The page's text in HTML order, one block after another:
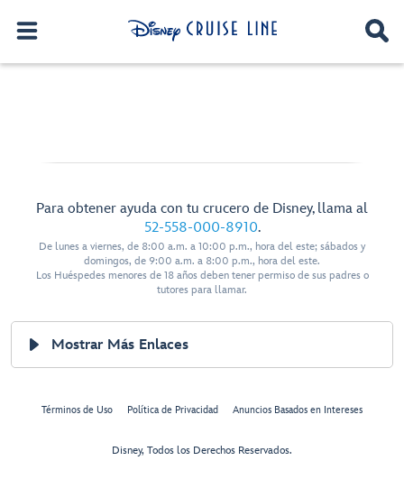
Para obtener ayuda con tu crucero de Disney, llama al
52-558-000-8910.
De lunes a viernes, de 8:00 a.m. a 10:00 p.m., hora del este; sábados y
domingos, de 9:00 a.m. a 8:00 p.m., hora del este.
Los Huéspedes menores de 18 años deben tener permiso de sus padres o
tutores para llamar.
Mostrar Más Enlaces
Términos de Uso Política de Privacidad Anuncios Basados en Intereses
Disney, Todos los Derechos Reservados.